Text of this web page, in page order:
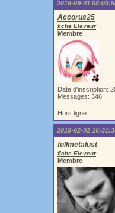
2016-09-01
Accorus25
fiche Eleveur
Membre
Date d'inscription:
Messages: 346
Hors ligne
2019-02-02
fullmetalust
fiche Eleveur
Membre